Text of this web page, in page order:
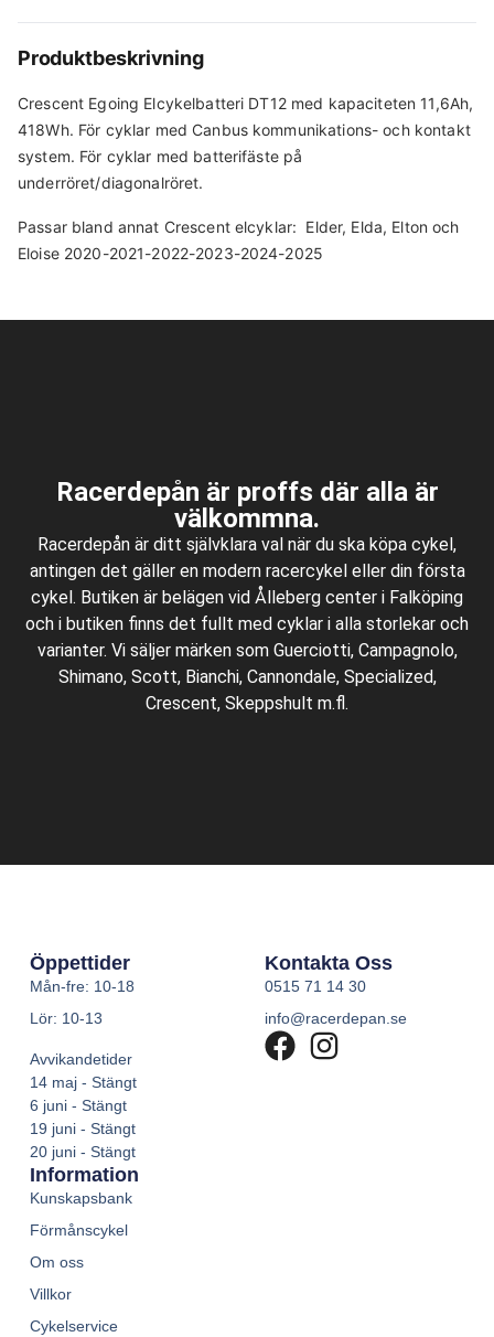
Produktbeskrivning
Crescent Egoing Elcykelbatteri DT12 med kapaciteten 11,6Ah,
418Wh. För cyklar med Canbus kommunikations- och kontakt
system. För cyklar med batterifäste på
underröret/diagonalröret.
Passar bland annat Crescent elcyklar: Elder, Elda, Elton och
Eloise 2020-2021-2022-2023-2024-2025
Racerdepån är proffs där alla är
välkommna.
Racerdepån är ditt självklara val när du ska köpa cykel,
antingen det gäller en modern racercykel eller din första
cykel. Butiken är belägen vid Ålleberg center i Falköping
och i butiken finns det fullt med cyklar i alla storlekar och
varianter. Vi säljer märken som Guerciotti, Campagnolo,
Shimano, Scott, Bianchi, Cannondale, Specialized,
Crescent, Skeppshult m.fl.
Öppettider
Mån-fre: 10-18
Lör: 10-13
Avvikandetider
14 maj - Stängt
6 juni - Stängt
19 juni - Stängt
20 juni - Stängt
Kontakta Oss
0515 71 14 30
info@racerdepan.se
Information
Kunskapsbank
Förmånscykel
Om oss
Villkor
Cykelservice